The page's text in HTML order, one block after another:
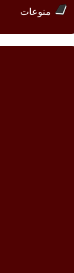
منوعات